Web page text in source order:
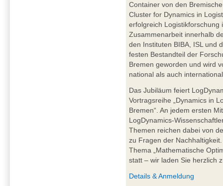
Container von den
Cluster for Dynamics in
erfolgreich Logistikforschung
Zusammenarbeit innerhalb
den Instituten BIBA, ISL und
festen Bestandteil der
Bremen geworden und wird
national als auch
Das Jubiläum feiert
Vortragsreihe „Dynamics in
Bremen“. An jedem ersten
LogDynamics-
Themen reichen dabei von
zu Fragen der
Thema „Mathematische
statt – wir laden Sie herzlich
Details &Anmeldung